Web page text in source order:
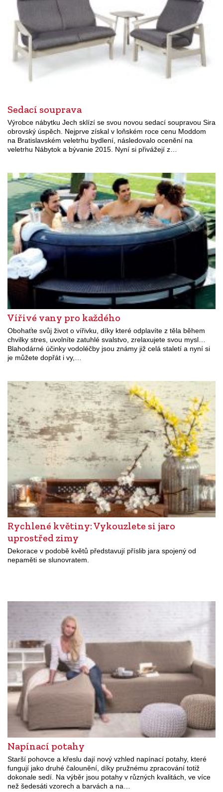
Sedací souprava
Výrobce nábytku Jech sklízí se svou novou sedací soupravou Sira
obrovský úspěch. Nejprve získal v loňském roce cenu Moddom
na Bratislavském veletrhu bydlení, následovalo ocenění na
veletrhu Nábytok a bývanie 2015. Nyní si přivážejí z…
Vířivé vany pro každého
Obohaťte svůj život o vířivku, díky které odplavíte z těla během
chvilky stres, uvolníte zatuhlé svalstvo, zrelaxujete svou mysl…
Blahodárné účinky vodoléčby jsou známy již celá staletí a nyní si
je můžete dopřát i vy,…
Rychlené květiny: Vykouzlete si jaro
uprostřed zimy
Dekorace v podobě květů představují příslib jara spojený od
nepaměti se slunovratem.
Napínací potahy
Starší pohovce a křeslu dají nový vzhled napínací potahy, které
fungují jako druhé čalounění, díky pružnému zpracování totiž
dokonale sedí. Na výběr jsou potahy v různých kvalitách, ve více
než šedesáti vzorech a barvách a na…